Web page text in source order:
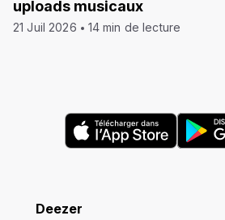
uploads musicaux
21 Juil 2026 14 min de lecture
Deezer